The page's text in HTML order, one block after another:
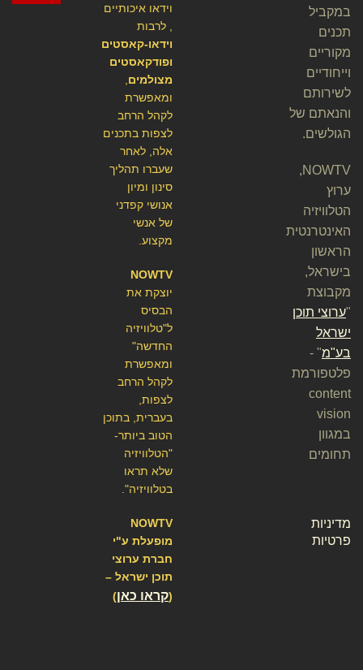
וידאו איכותיים
, לרבות
וידאו-קאסטים
ופודקאסטים
מצולמים,
ומאפשרת
לקהל הרחב
לצפות בתכנים
אלה, לאחר
שעברו תהליך
סינון ומיון
אנושי קפדני
של אנשי
מקצוע.
NOWTV
יוצקת את
הבסיס
ל"טלוויזיה
החדשה"
ומאפשרת
לקהל הרחב
לצפות,
בעברית, בתוכן
הטוב ביותר-
"הטלוויזיה
שלא תראו
בטלוויזיה".
NOWTV
מופעלת ע"י
חברת ערוצי
תוכן ישראל –
קראו כאן)
במקביל
תכנים
מקוריים
וייחודיים
לשירותם
והנאתם של
הגולשים.
NOWTV,
ערוץ
הטלוויזיה
האינטרנטית
הראשון
בישראל,
מקבוצת
ערוצי תוכן
ישראל
בע"מ" -
פלטפורמת
content
vision
במגוון
תחומים
מדיניות
פרטיות